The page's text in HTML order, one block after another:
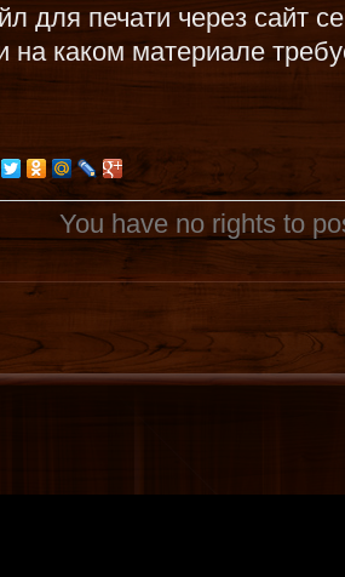
для печати через сайт
на каком материале
You have no rights to